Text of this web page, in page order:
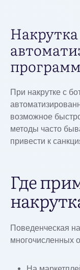
программ
При накрутке с
возможное
методы часто
привести к
Где
Поведенческая
многочисленных